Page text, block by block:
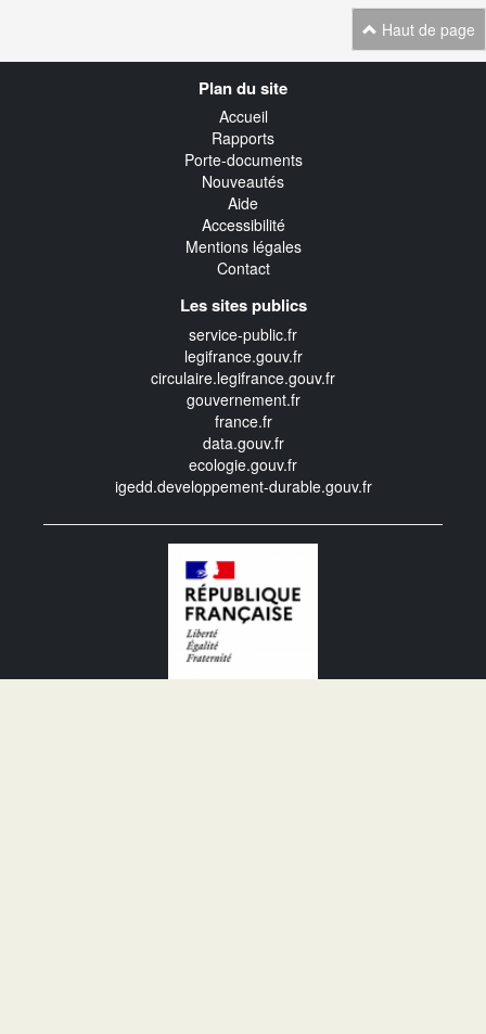
Haut de page
Plan du site
Accueil
Rapports
Porte-documents
Nouveautés
Aide
Accessibilité
Mentions légales
Contact
Les sites publics
service-public.fr
legifrance.gouv.fr
circulaire.legifrance.gouv.fr
gouvernement.fr
france.fr
data.gouv.fr
ecologie.gouv.fr
igedd.developpement-durable.gouv.fr